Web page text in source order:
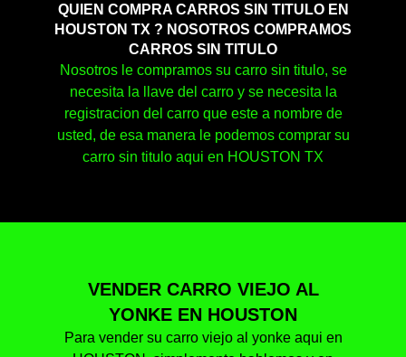
QUIEN COMPRA CARROS SIN TITULO EN
HOUSTON TX ? NOSOTROS COMPRAMOS
CARROS SIN TITULO
Nosotros le compramos su carro sin titulo, se
necesita la llave del carro y se necesita la
registracion del carro que este a nombre de
usted, de esa manera le podemos comprar su
carro sin titulo aqui en HOUSTON TX
VENDER CARRO VIEJO AL
YONKE EN HOUSTON
Para vender su carro viejo al yonke aqui en